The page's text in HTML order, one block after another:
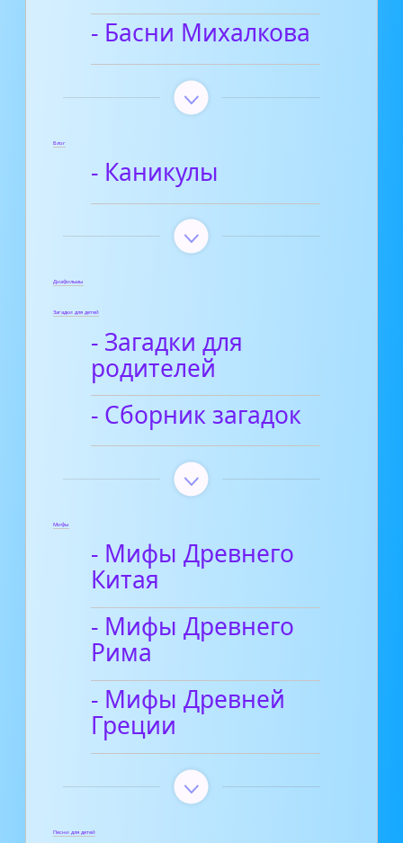
- Басни Михалкова
Блог
- Каникулы
Диафильмы
Загадки для детей
- Загадки для
родителей
- Сборник загадок
Мифы
- Мифы Древнего
Китая
- Мифы Древнего
Рима
- Мифы Древней
Греции
Песни для детей